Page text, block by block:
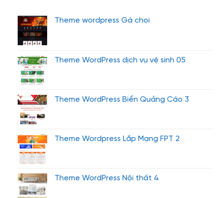
Theme wordpress Gà chọi
Theme WordPress dịch vụ vệ sinh 05
Theme WordPress Biển Quảng Cáo 3
Theme Wordpress Lắp Mạng FPT 2
Theme WordPress Nội thất 4